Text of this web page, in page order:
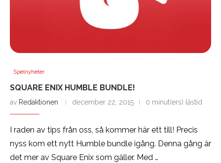
Spelnyheter
SQUARE ENIX HUMBLE BUNDLE!
av Redaktionen december 22, 2015 0 minut(ers) lästid
I raden av tips från oss, så kommer här ett till! Precis
nyss kom ett nytt Humble bundle igång. Denna gång är
det mer av Square Enix som gäller. Med …